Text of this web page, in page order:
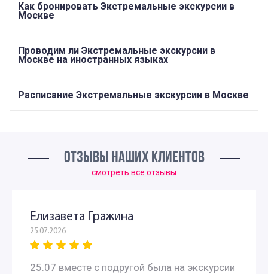
Как бронировать Экстремальные экскурсии в
Москве
Проводим ли Экстремальные экскурсии в
Москве на иностранных языках
Расписание Экстремальные экскурсии в Москве
ОТЗЫВЫ НАШИХ КЛИЕНТОВ
смотреть все отзывы
Елизавета Гражина
25.07.2026
25.07 вместе с подругой была на экскурсии